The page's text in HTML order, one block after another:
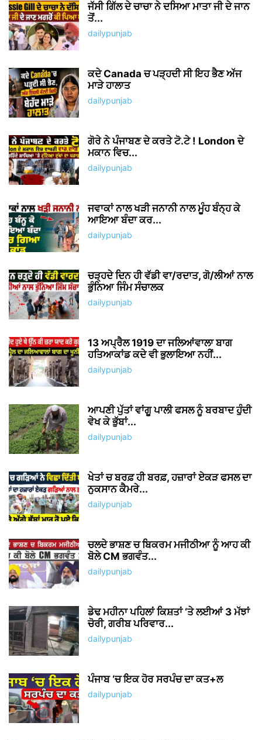
ਜੱਸੀ ਗਿੱਲ ਦੇ ਚਾਚਾ ਨੇ ਦਸਿਆ ਮਾਤਾ ਜੀ ਦੇ ਜਾਨ
ਤੋਂ...
dailypunjab
ਕਦੇ Canada ਚ ਪੜ੍ਹਦੀ ਸੀ ਇਹ ਭੈਣ ਅੱਜ
ਮਾੜੇ ਹਾਲਾਤ
dailypunjab
ਗੋਰੇ ਨੇ ਪੰਜਾਬਣ ਦੇ ਕਰਤੇ ਟੋ.ਟੇ ! London ਦੇ
ਮਕਾਨ ਵਿਚ...
dailypunjab
ਜਵਾਕਾਂ ਨਾਲ ਖੜੀ ਜਨਾਨੀ ਨਾਲ ਮੂੰਹ ਬੰਨ੍ਹ ਕੇ
ਆਇਆ ਬੰਦਾ ਕਰ...
dailypunjab
ਚੜ੍ਹਦੇ ਦਿਨ ਹੀ ਵੱਡੀ ਵਾ/ਰਦਾਤ, ਗੋ/ਲੀਆਂ ਨਾਲ
ਭੁੰਨਿਆ ਜਿੰਮ ਸੰਚਾਲਕ
dailypunjab
13 ਅਪ੍ਰੈਲ 1919 ਦਾ ਜਲਿਆਂਵਾਲਾ ਬਾਗ
ਹਤਿਆਕਾਂਡ ਕਦੇ ਵੀ ਭੁਲਾਇਆ ਨਹੀਂ...
dailypunjab
ਆਪਣੀ ਪੁੱਤਾਂ ਵਾਂਗੂ ਪਾਲੀ ਫਸਲ ਨੂੰ ਬਰਬਾਦ ਹੁੰਦੀ
ਵੇਖ ਕੇ ਭੁੱਬਾਂ...
dailypunjab
ਖੇਤਾਂ ਚ ਬਰਫ਼ ਹੀ ਬਰਫ਼, ਹਜ਼ਾਰਾਂ ਏਕੜ ਫਸਲ ਦਾ
ਨੁਕਸਾਨ ਕੈਮਰੇ...
dailypunjab
ਚਲਦੇ ਭਾਸ਼ਣ ਚ ਬਿਕਰਮ ਮਜੀਠੀਆ ਨੂੰ ਆਹ ਕੀ
ਬੋਲੇ CM ਭਗਵੰਤ...
dailypunjab
ਡੇਢ ਮਹੀਨਾ ਪਹਿਲਾਂ ਕਿਸ਼ਤਾਂ ‘ਤੇ ਲਈਆਂ 3 ਮੱਝਾਂ
ਚੋਰੀ, ਗਰੀਬ ਪਰਿਵਾਰ...
dailypunjab
ਪੰਜਾਬ ‘ਚ ਇਕ ਹੋਰ ਸਰਪੰਚ ਦਾ ਕਤ+ਲ
dailypunjab